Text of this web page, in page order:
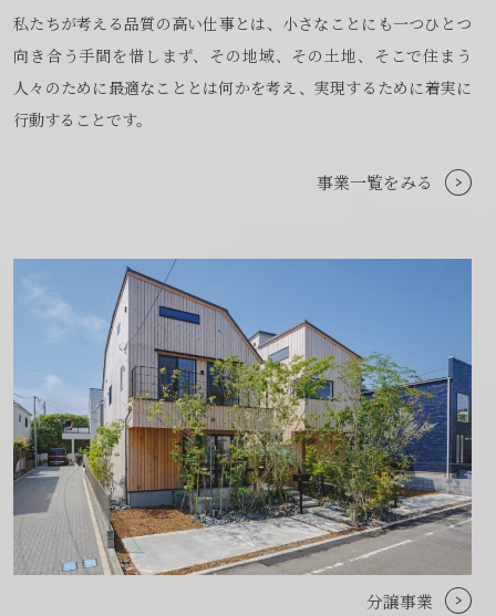
私たちが考える品質の高い仕事とは、小さなことにも一つひとつ
向き合う手間を惜しまず、その地域、その土地、そこで住まう
人々のために最適なこととは何かを考え、実現するために着実に
行動することです。
事業一覧をみる
分譲事業